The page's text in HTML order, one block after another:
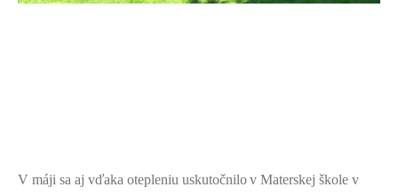
V máji sa aj vďaka otepleniu uskutočnilov Materskej škole v